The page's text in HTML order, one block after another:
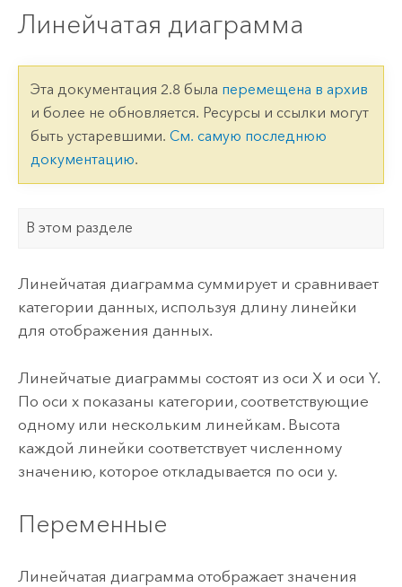
Линейчатая диаграмма
Эта документация 2.8 была перемещена в архив
и более не обновляется. Ресурсы и ссылки могут
быть устаревшими. См. самую последнюю
документацию.
В этом разделе
Линейчатая диаграмма суммирует и сравнивает
категории данных, используя длину линейки
для отображения данных.
Линейчатые диаграммы состоят из оси X и оси Y.
По оси x показаны категории, соответствующие
одному или нескольким линейкам. Высота
каждой линейки соответствует численному
значению, которое откладывается по оси y.
Переменные
Линейчатая диаграмма отображает значения